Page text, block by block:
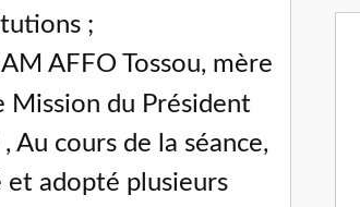
;
AFFO Tossou, mère
Mission du Président
Au cours de la séance,
et adopté plusieurs